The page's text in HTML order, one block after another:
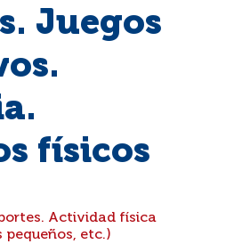
Juegos
físicos
Actividad física
pequeños, etc.)